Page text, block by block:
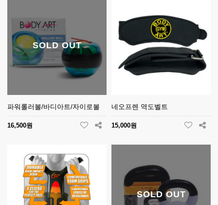
SOLD OUT
파워롤러볼/바디아트/자이로볼
16,500원
네오프렌 역도벨트
15,000원
SOLD OUT